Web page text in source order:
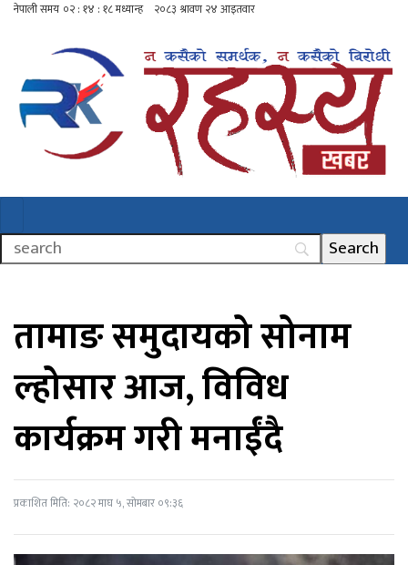
तामाङ समुदायको सोनाम
ल्होसार आज, विविध
कार्यक्रम गरी मनाईंदै
प्रकाशित मिति: २०८२ माघ ५, सोमबार ०९:३६